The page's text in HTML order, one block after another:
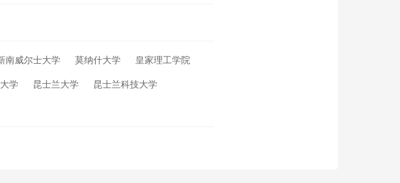
南威尔士大学 莫纳什大学
皇家理工学院
学 昆士兰大学
昆士兰科技大学